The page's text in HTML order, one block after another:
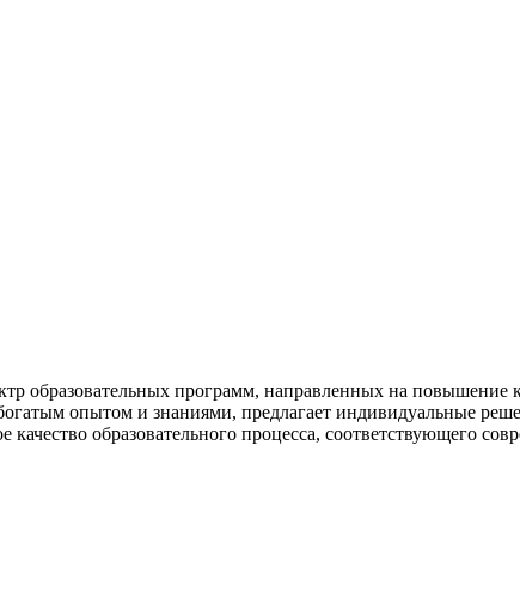
программ, направленных на повышение
опытом и знаниями, предлагает индивидуальные
образовательного процесса, соответствующего